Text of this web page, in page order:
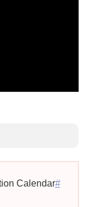
Calendar#